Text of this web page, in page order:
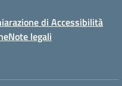
di Accessibilità
Note legali